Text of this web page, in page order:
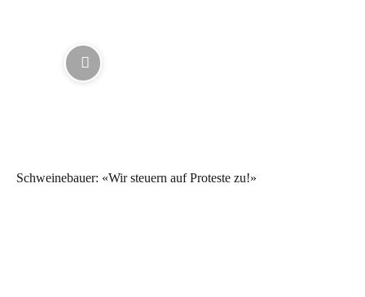
Schweinebauer: «Wir steuern auf Proteste zu!»